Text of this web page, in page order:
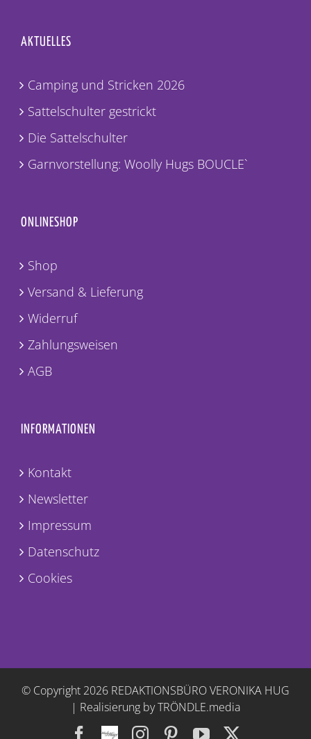
AKTUELLES
Camping und Stricken 2026
Sattelschulter gestrickt
Die Sattelschulter
Garnvorstellung: Woolly Hugs BOUCLE`
ONLINESHOP
Shop
Versand & Lieferung
Widerruf
Zahlungsweisen
AGB
INFORMATIONEN
Kontakt
Newsletter
Impressum
Datenschutz
Cookies
© Copyright 2026 REDAKTIONSBÜRO VERONIKA HUG
| Realisierung by TRÖNDLE.media